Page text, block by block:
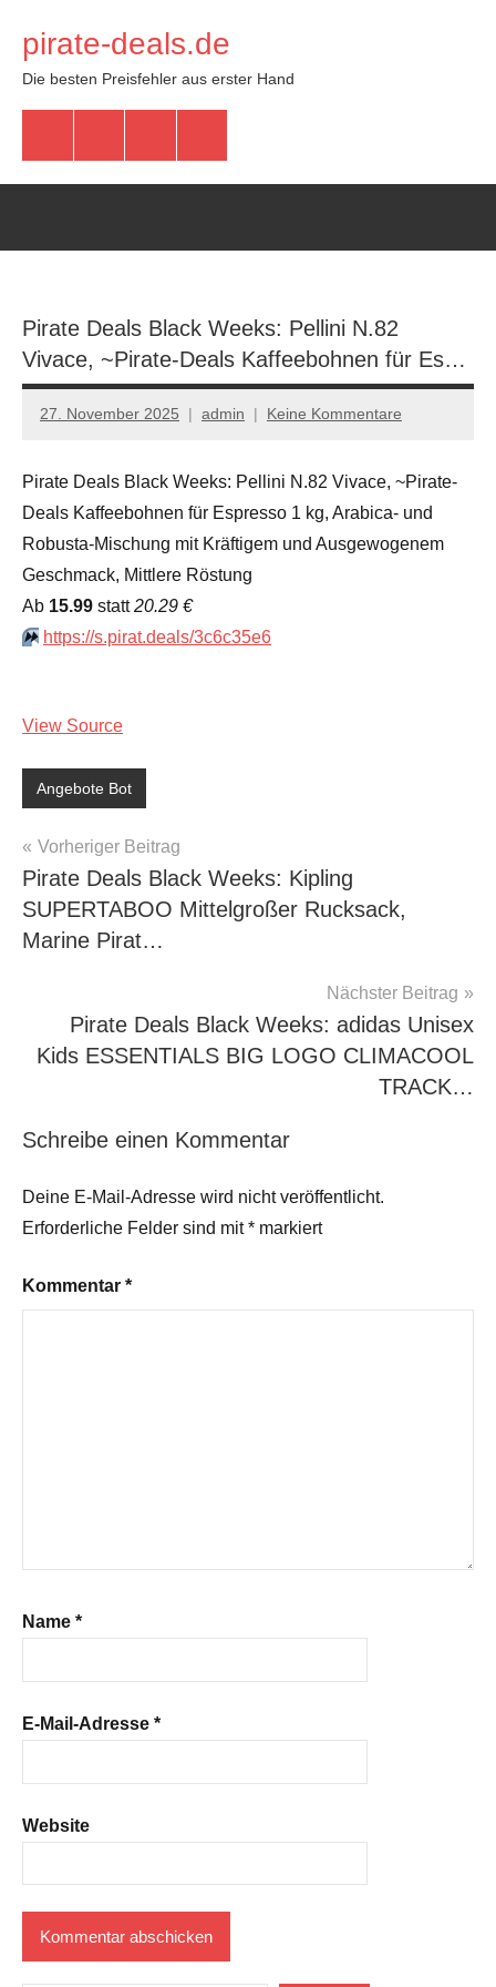
Inhalt
springen
pirate-deals.de
Die besten Preisfehler aus erster Hand
Pirate Deals Black Weeks: Pellini N.82
Vivace, ~Pirate-Deals Kaffeebohnen für Es…
27. November 2025 admin Keine Kommentare
Pirate Deals Black Weeks: Pellini N.82 Vivace, ~Pirate-
Deals Kaffeebohnen für Espresso 1 kg, Arabica- und
Robusta-Mischung mit Kräftigem und Ausgewogenem
Geschmack, Mittlere Röstung
Аb 15.99 statt20.29 €
⏩️ https://s.pirat.deals/3c6c35e6
View Source
Angebote Bot
Beitragsnavigation
Vorheriger Beitrag
Pirate Deals Black Weeks: Kipling
SUPERTABOO Mittelgroßer Rucksack,
Marine Pirat…
Nächster Beitrag
Pirate Deals Black Weeks: adidas Unisex
Kids ESSENTIALS BIG LOGO CLIMACOOL
TRACK…
Schreibe einen Kommentar
Deine E-Mail-Adresse wird nicht veröffentlicht.
Erforderliche Felder sind mit* markiert
Kommentar *
Name *
E-Mail-Adresse *
Website